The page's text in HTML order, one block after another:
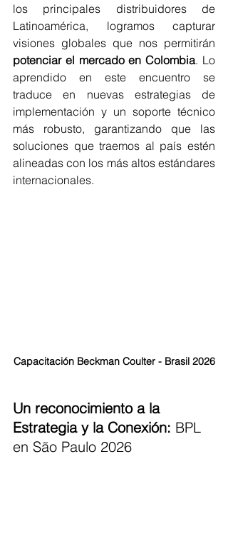
los principales distribuidores de
Latinoamérica, logramos capturar
potenciar el mercado en Colombia. Lo
aprendido en este encuentro se
traduce en nuevas estrategias de
implementación y un soporte técnico
más robusto, garantizando que las
soluciones que traemos al país estén
alineadas con los más altos estándares
internacionales.
Capacitación Beckman Coulter - Brasil 2026
Un reconocimiento a la
Estrategia y la Conexión: BPL
en São Paulo 2026